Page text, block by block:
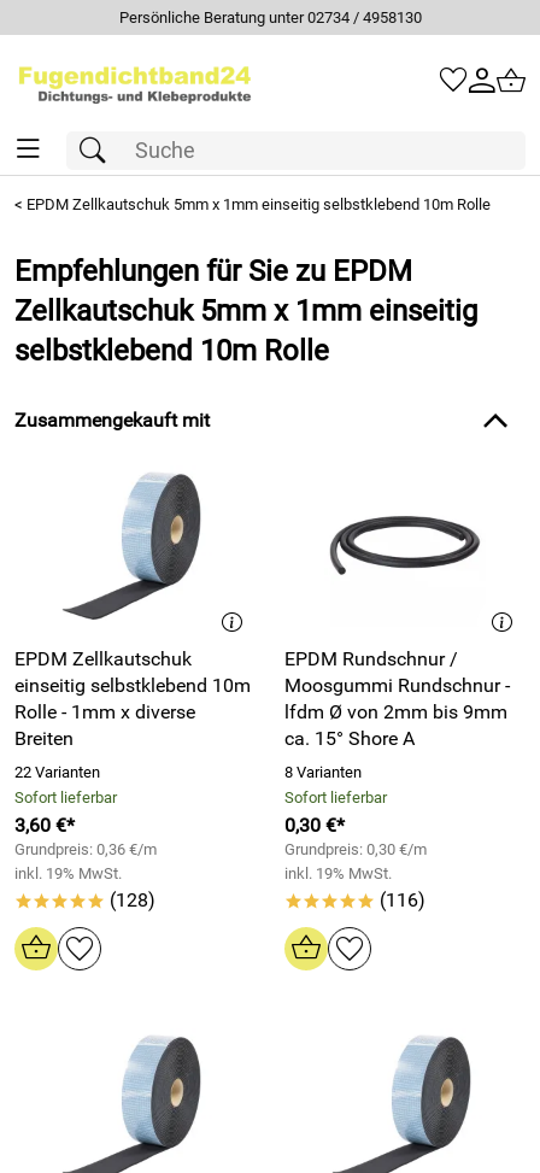
Schneller Versand per DHL
< EPDM Zellkautschuk 5mm x 1mm einseitig selbstklebend 10m Rolle
Empfehlungen für Sie zu EPDM
Zellkautschuk 5mm x 1mm einseitig
selbstklebend 10m Rolle
Zusammengekauft mit
EPDM Zellkautschuk
einseitig selbstklebend 10m
Rolle - 1mm x diverse
Breiten
22 Varianten
Sofort lieferbar
3,60 €*
Grundpreis: 0,36 €/m
inkl. 19% MwSt.
***** (128)
EPDM Rundschnur /
Moosgummi Rundschnur -
lfdm Ø von 2mm bis 9mm
ca. 15° Shore A
8 Varianten
Sofort lieferbar
0,30 €*
Grundpreis: 0,30 €/m
inkl. 19% MwSt.
***** (116)